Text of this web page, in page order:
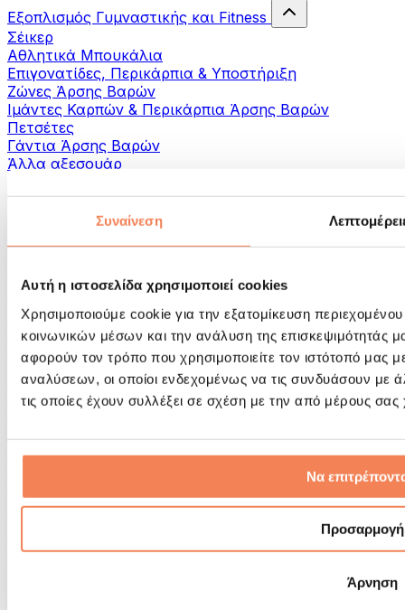
Συναίνεση
Αυτή η ιστοσελίδα χρησιμοποιεί cookies
Χρησιμοποιούμε cookie για την εξατομίκευση
κοινωνικών μέσων και την ανάλυση της επισκεψιμότητάς
αφορούν τον τρόπο που χρησιμοποιείτε τον ιστότοπό μας
αναλύσεων, οι οποίοι ενδεχομένως να τις συνδυάσουν με
τις οποίες έχουν συλλέξει σε σχέση με την από μέρους
Να
Προσαρμογή
Άρνηση
Εξοπλισμός Γυμναστικής και Fitness
Σέικερ
Αθλητικά Μπουκάλια
Επιγονατίδες, Περικάρπια & Υποστήριξη
Ζώνες Άρσης Βαρών
Ιμάντες Καρπών & Περικάρπια Άρσης Βαρών
Πετσέτες
Γάντια Άρσης Βαρών
Άλλα αξεσουάρ
Βοηθήματα- αποκατάστασης
Πιστόλια μασάζ
Εργαλεία μασάζ
Κύλινδροι Αφρού & Εξοπλισμός Μασάζ
Τσάντες & σακίδια πλάτης
Τσάντες τροφίμων & αξεσουάρ
Σάκοι Γυμναστικής
Σακίδια πλάτης
Αξεσουάρ με βάση τη δραστηριότητα
Tρέξιμο
Γιόγκα & Πιλάτες
Πεζοπορία
Θεραπεία με Κόκκινο Φως